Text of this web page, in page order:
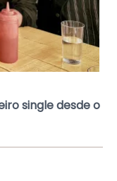
single desde o